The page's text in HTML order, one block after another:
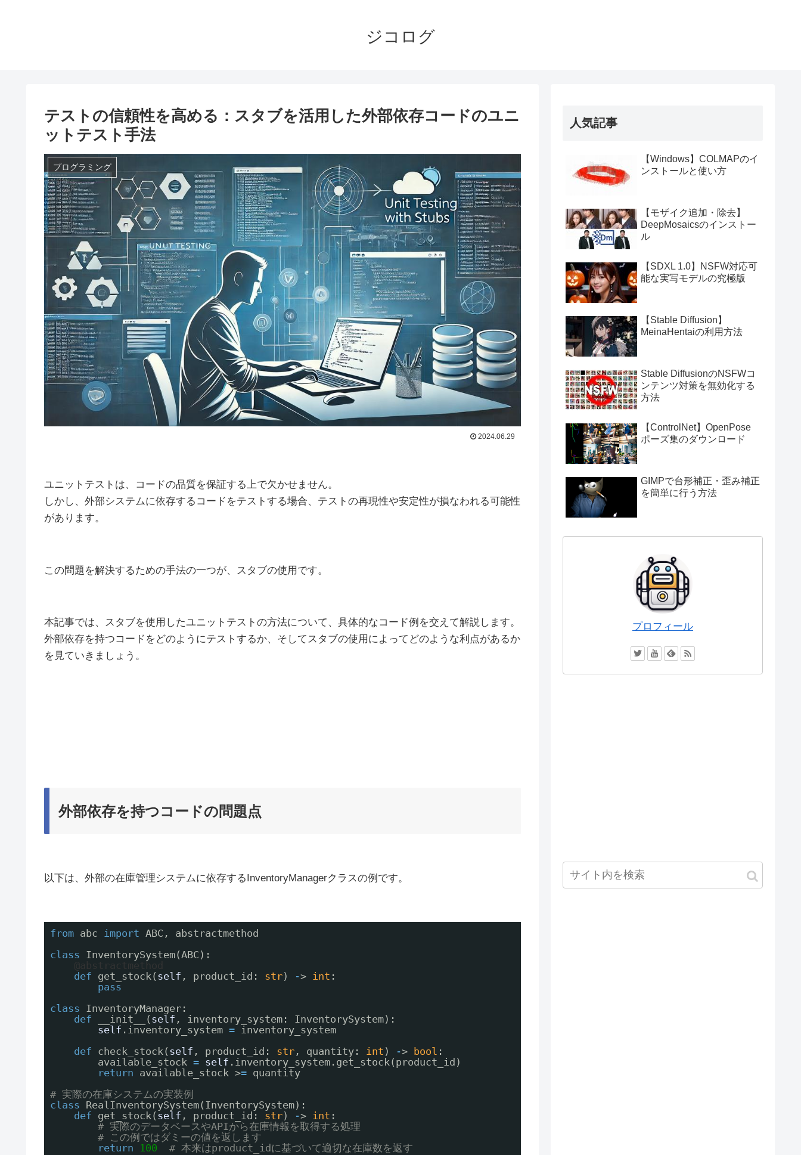
ジコログ
テストの信頼性を高める：スタブを活用した外部依存コードのユニ
ットテスト手法
プログラミング
2024.06.29
ユニットテストは、コードの品質を保証する上で欠かせません。
しかし、外部システムに依存するコードをテストする場合、テストの再現性や安定性が損なわれる可能性
があります。
この問題を解決するための手法の一つが、スタブの使用です。
本記事では、スタブを使用したユニットテストの方法について、具体的なコード例を交えて解説します。
外部依存を持つコードをどのようにテストするか、そしてスタブの使用によってどのような利点があるか
を見ていきましょう。
外部依存を持つコードの問題点
以下は、外部の在庫管理システムに依存するInventoryManagerクラスの例です。
from abc import ABC, abstractmethod
class InventorySystem(ABC):
@abstractmethod
def get_stock( self , product_id: str) -> int :
pass
class InventoryManager:
def
__init__( self , inventory_system: InventorySystem):
self .inventory_system = inventory_system
def check_stock( self , product_id: str , quantity: int ) -> bool :
available_stock = self .inventory_system.get_stock(product_id)
return available_stock >= quantity
# 実際の在庫システムの実装例
class RealInventorySystem(InventorySystem):
def get_stock( self , product_id: str) -> int :
# 実際のデータベースやAPIから在庫情報を取得する処理
# この例ではダミーの値を返します
return
100 # 本来はproduct_idに基づいて適切な在庫数を返す
人気記事
【Windows】COLMAPのイ
ンストールと使い方
【モザイク追加・除去】
DeepMosaicsのインストー
ル
【SDXL 1.0】NSFW対応可
能な実写モデルの究極版
【Stable Diffusion】
MeinaHentaiの利用方法
Stable DiffusionのNSFWコ
ンテンツ対策を無効化する
方法
【ControlNet】OpenPose
ポーズ集のダウンロード
GIMPで台形補正・歪み補正
を簡単に行う方法
プロフィール